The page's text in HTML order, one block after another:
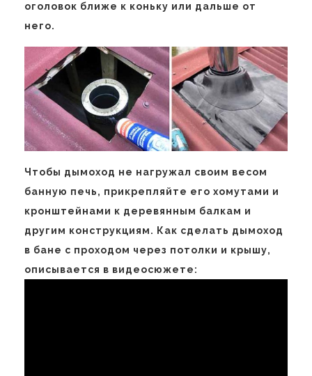
оголовок ближе к коньку или дальше от
него.
Чтобы дымоход не нагружал своим весом
банную печь, прикрепляйте его хомутами и
кронштейнами к деревянным балкам и
другим конструкциям. Как сделать дымоход
в бане с проходом через потолки и крышу,
описывается в видеосюжете: